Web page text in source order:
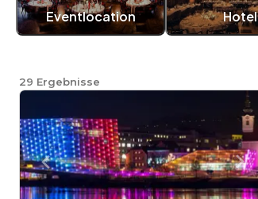
Eventlocation Hotel
29 Ergebnisse